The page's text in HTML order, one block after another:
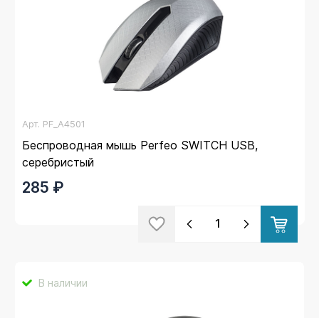
Арт. PF_A4501
Беспроводная мышь Perfeo SWITCH USB,
серебристый
285 ₽
В наличии